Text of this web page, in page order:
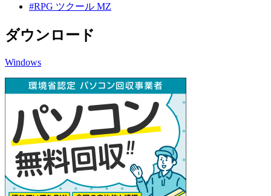
#RPG ツクール MZ
ダウンロード
Windows